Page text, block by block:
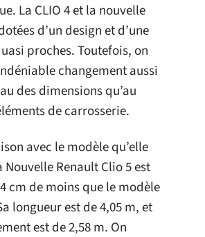
La CLIO 4 et la nouvelle
d’un design et d’une
proches. Toutefois, on
changement aussi
des dimensions qu’au
de carrosserie.
avec le modèle qu’elle
Renault Clio 5 est
cm de moins que le modèle
longueur est de 4,05 m, et
est de 2,58 m. On